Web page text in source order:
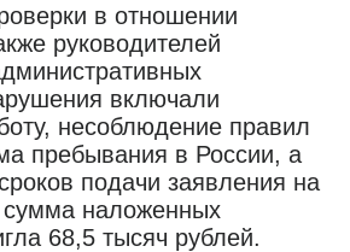
в отношении
руководителей
включали
несоблюдение правил
пребывания в России, а
подачи заявления на
наложенных
68,5 тысяч рублей.